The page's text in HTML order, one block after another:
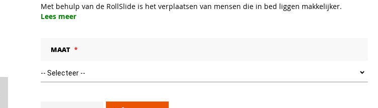
Met behulp van de RollSlide is het verplaatsen van mensen die in bed liggen makkelijker.
Lees meer
MAAT